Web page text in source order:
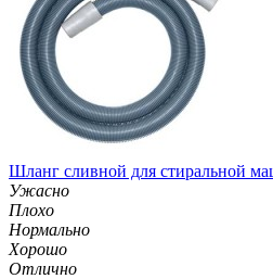
Шланг сливной для стиральной
Ужасно
Плохо
Нормально
Хорошо
Отлично